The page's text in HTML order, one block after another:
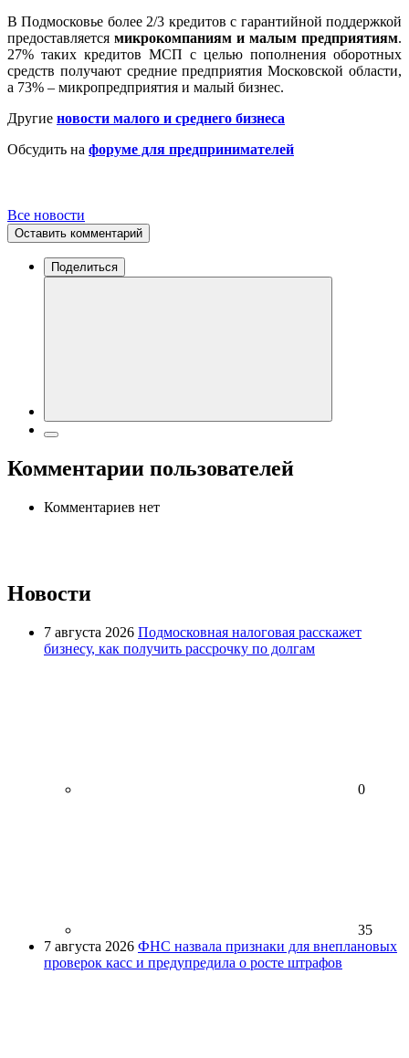
В Подмосковье более 2/3 кредитов с гарантийной поддержкой
предоставляется микрокомпаниям и малым предприятиям.
27% таких кредитов МСП с целью пополнения оборотных
средств получают средние предприятия Московской области,
а 73% – микропредприятия и малый бизнес.
Другие новости малого и среднего бизнеса
Обсудить на форуме для предпринимателей
Все новости
Оставить комментарий
Поделиться
Комментарии пользователей
Комментариев нет
Новости
7 августа 2026 Подмосковная налоговая расскажет
бизнесу, как получить рассрочку по долгам
0
35
7 августа 2026 ФНС назвала признаки для внеплановых
проверок касс и предупредила о росте штрафов